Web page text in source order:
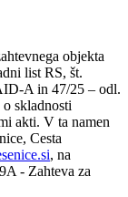
objekta
list RS, št.
A in 47/25 – odl.
skladnosti
akti. V ta namen
Cesta
, na
- Zahteva za